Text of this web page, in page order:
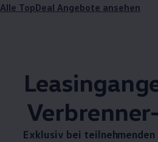
Alle TopDeal Angebote ansehen
Exklusiv bei teilnehmenden